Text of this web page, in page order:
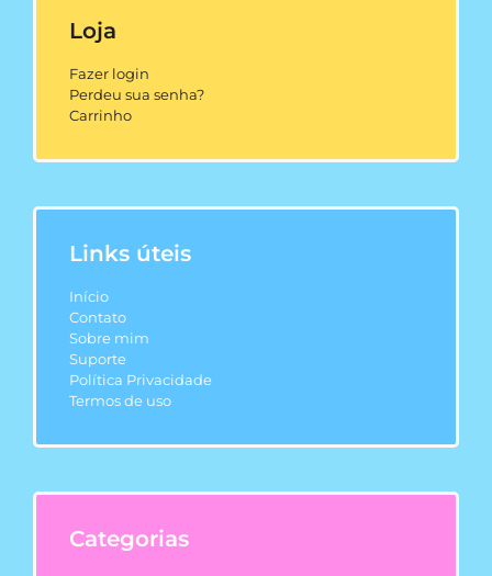
Loja
Fazer login
Perdeu sua senha?
Carrinho
Links úteis
Início
Contato
Sobre mim
Suporte
Política Privacidade
Termos de uso
Categorias